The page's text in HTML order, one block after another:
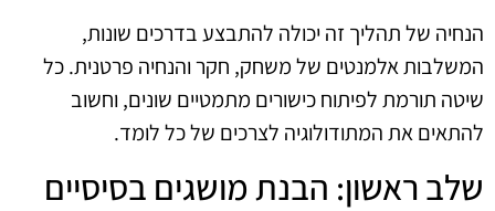
הנחיה של תהליך זה יכולה להתבצע בדרכים שונות,
המשלבות אלמנטים של משחק, חקר והנחיה פרטנית. כל
שיטה תורמת לפיתוח כישורים מתמטיים שונים, וחשוב
להתאים את המתודולוגיה לצרכים של כל לומד.
שלב ראשון: הבנת מושגים בסיסיים